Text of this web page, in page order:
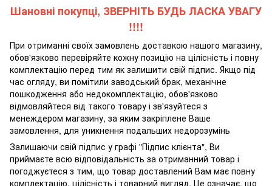
Шановні покупці, ЗВЕРНІТЬ БУДЬ ЛАСКА УВАГУ
!!!!
При отриманні своїх замовлень доставкою нашого магазину,
обов'язково перевіряйте кожну позицію на цілісність і повну
комплектацію перед тим як залишити свій підпис. Якщо під
час огляду, ви помітили заводський брак, механічне
пошкодження або недокомплектацію, обов'язково
відмовляйтеся від такого товару і зв'язуйтеся з
менеждером магазину, за яким закріплене Ваше
замовлення, для уникнення подальших недорозумінь
Залишаючи свій підпис у графі "Підпис клієнта", Ви
приймаєте всю відповідальність за отриманний товар і
погоджуєтеся з тим, що товар доставлений Вам має повну
комплектацію, цілісність і товарний вигляд. Це означає, що